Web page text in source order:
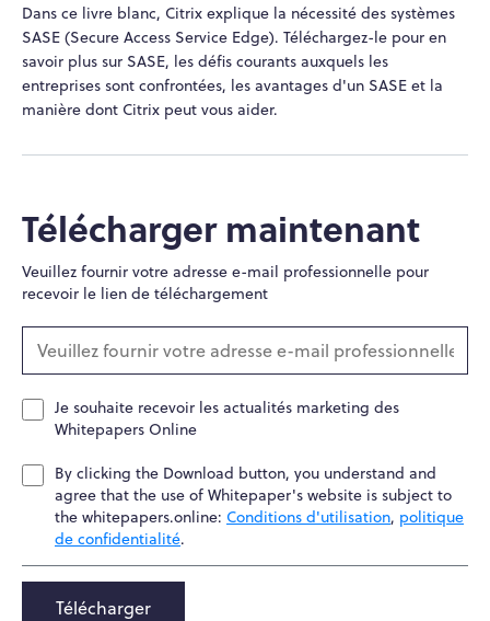
Dans ce livre blanc, Citrix explique la nécessité des systèmes
SASE (Secure Access Service Edge). Téléchargez-le pour en
savoir plus sur SASE, les défis courants auxquels les
entreprises sont confrontées, les avantages d'un SASE et la
manière dont Citrix peut vous aider.
Télécharger maintenant
Veuillez fournir votre adresse e-mail professionnelle pour
recevoir le lien de téléchargement
Je souhaite recevoir les actualités marketing des
Whitepapers Online
By clicking the Download button, you understand and
agree that the use of Whitepaper's website is subject to
the whitepapers.online: Conditions d'utilisation, politique
de confidentialité.
Télécharger